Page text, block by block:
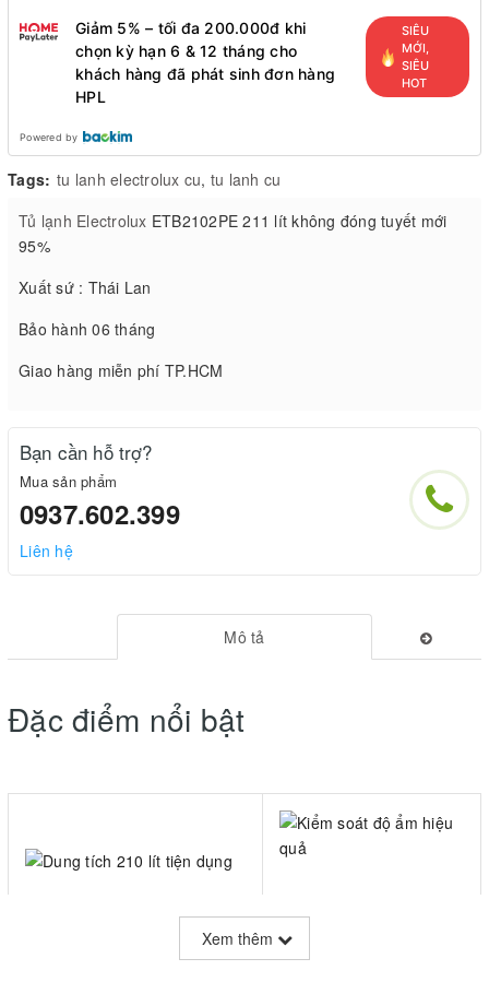
Giảm 5% – tối đa 200.000đ khi
chọn kỳ hạn 6 & 12 tháng cho
khách hàng đã phát sinh đơn hàng
HPL
SIÊU
MỚI,
SIÊU
HOT
Powered by
Tags: tu lanh electrolux cu, tu lanh cu
Tủ lạnh Electrolux ETB2102PE 211 lít không đóng tuyết mới
95%
Xuất sứ : Thái Lan
Bảo hành 06 tháng
Giao hàng miễn phí TP.HCM
Bạn cần hỗ trợ?
Mua sản phẩm
0937.602.399
Liên hệ
Mô tả
Đặc điểm nổi bật
Dung tích 210 lít tiện
Kiểm soát độ ẩm
hiệu quả
Xem thêm